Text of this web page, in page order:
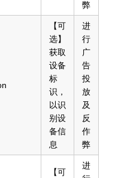
弊
【可
选】
获取
设备
标
识，
以识
别设
备信
息
进
行
广
告
投
放
及
反
作
弊
【可
进